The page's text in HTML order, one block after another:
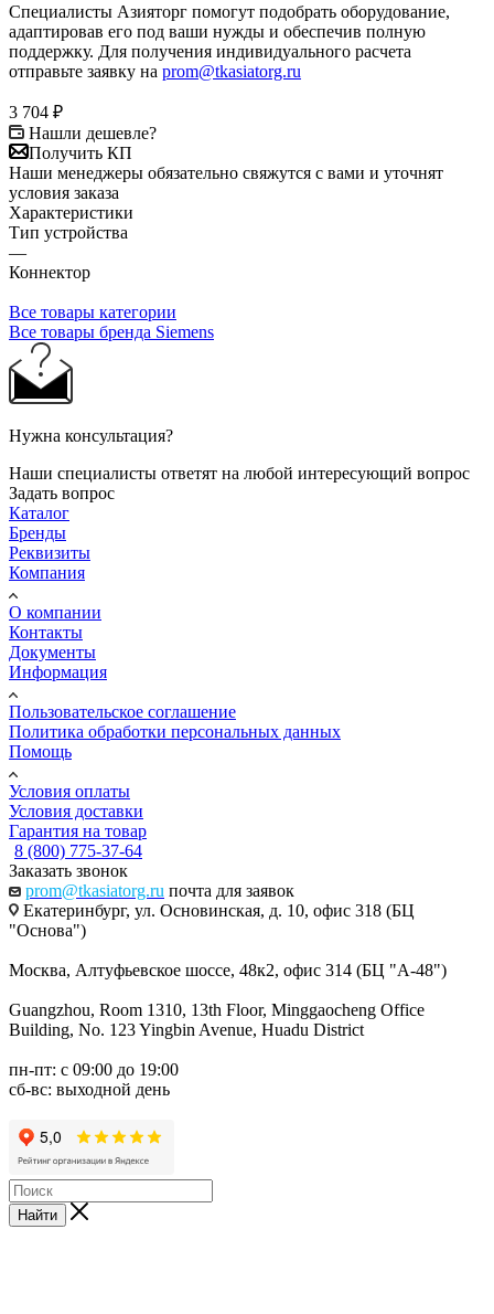
Специалисты Азияторг помогут подобрать оборудование,
адаптировав его под ваши нужды и обеспечив полную
поддержку. Для получения индивидуального расчета
отправьте заявку на prom@tkasiatorg.ru
3 704 ₽
Нашли дешевле?
Получить КП
Наши менеджеры обязательно свяжутся с вами и уточнят
условия заказа
Характеристики
Тип устройства
—
Коннектор
Все товары категории
Все товары бренда Siemens
Нужна консультация?
Наши специалисты ответят на любой интересующий вопрос
Задать вопрос
Каталог
Бренды
Реквизиты
Компания
О компании
Контакты
Документы
Информация
Пользовательское соглашение
Политика обработки персональных данных
Помощь
Условия оплаты
Условия доставки
Гарантия на товар
8 (800) 775-37-64
Заказать звонок
prom@tkasiatorg.ru почта для заявок
Екатеринбург, ул. Основинская, д. 10, офис 318 (БЦ
"Основа")
Москва, Алтуфьевское шоссе, 48к2, офис 314 (БЦ "А-48")
Guangzhou, Room 1310, 13th Floor, Minggaocheng Office
Building, No. 123 Yingbin Avenue, Huadu District
пн-пт: с 09:00 до 19:00
сб-вс: выходной день
Найти